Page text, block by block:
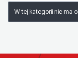
Lista
W tej kategorii nie ma